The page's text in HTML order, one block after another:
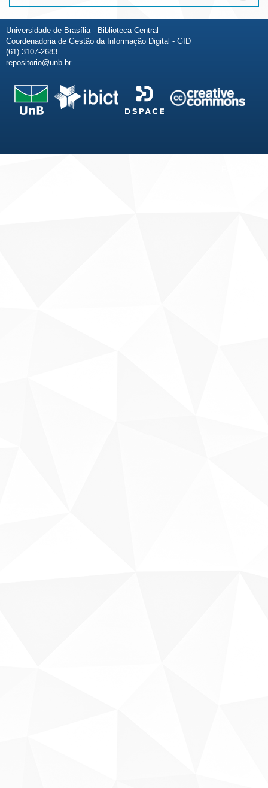
Universidade de Brasília - Biblioteca Central
Coordenadoria de Gestão da Informação Digital - GID
(61) 3107-2683
repositorio@unb.br